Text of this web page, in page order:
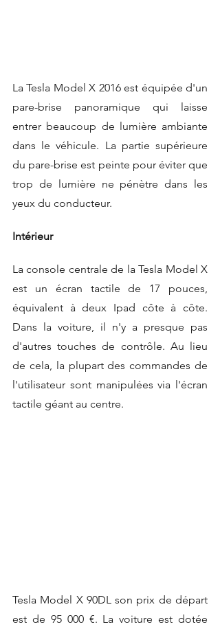
La Tesla Model X 2016 est équipée d'un
pare-brise panoramique qui laisse
entrer beaucoup de lumière ambiante
dans le véhicule. La partie supérieure
du pare-brise est peinte pour éviter que
trop de lumière ne pénètre dans les
yeux du conducteur.
Intérieur
La console centrale de la Tesla Model X
est un écran tactile de 17 pouces,
équivalent à deux Ipad côte à côte.
Dans la voiture, il n'y a presque pas
d'autres touches de contrôle. Au lieu
de cela, la plupart des commandes de
l'utilisateur sont manipulées via l'écran
tactile géant au centre.
Tesla Model X 90DL son prix de départ
est de 95 000 €. La voiture est dotée